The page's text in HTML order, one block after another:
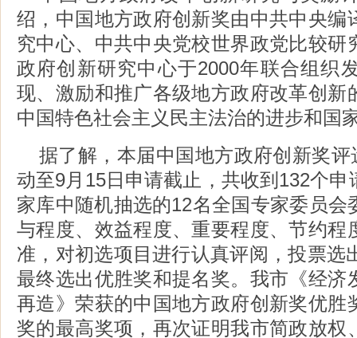
绍，中国地方政府创新奖由中共中央编
究中心、中共中央党校世界政党比较研
政府创新研究中心于2000年联合组织
现、激励和推广各级地方政府改革创新
中国特色社会主义民主法治的进步和国
据了解，本届中国地方政府创新奖
动至9月15日申请截止，共收到132个
家库中随机抽选的12名全国专家委员会
与程度、效益程度、重要程度、节约程
准，对初选项目进行认真评阅，投票选
最终选出优胜奖和提名奖。我市《经济
再造》荣获的中国地方政府创新奖优胜
奖的最高奖项，再次证明我市简政放权